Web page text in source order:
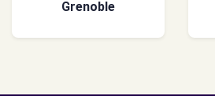
Grenoble